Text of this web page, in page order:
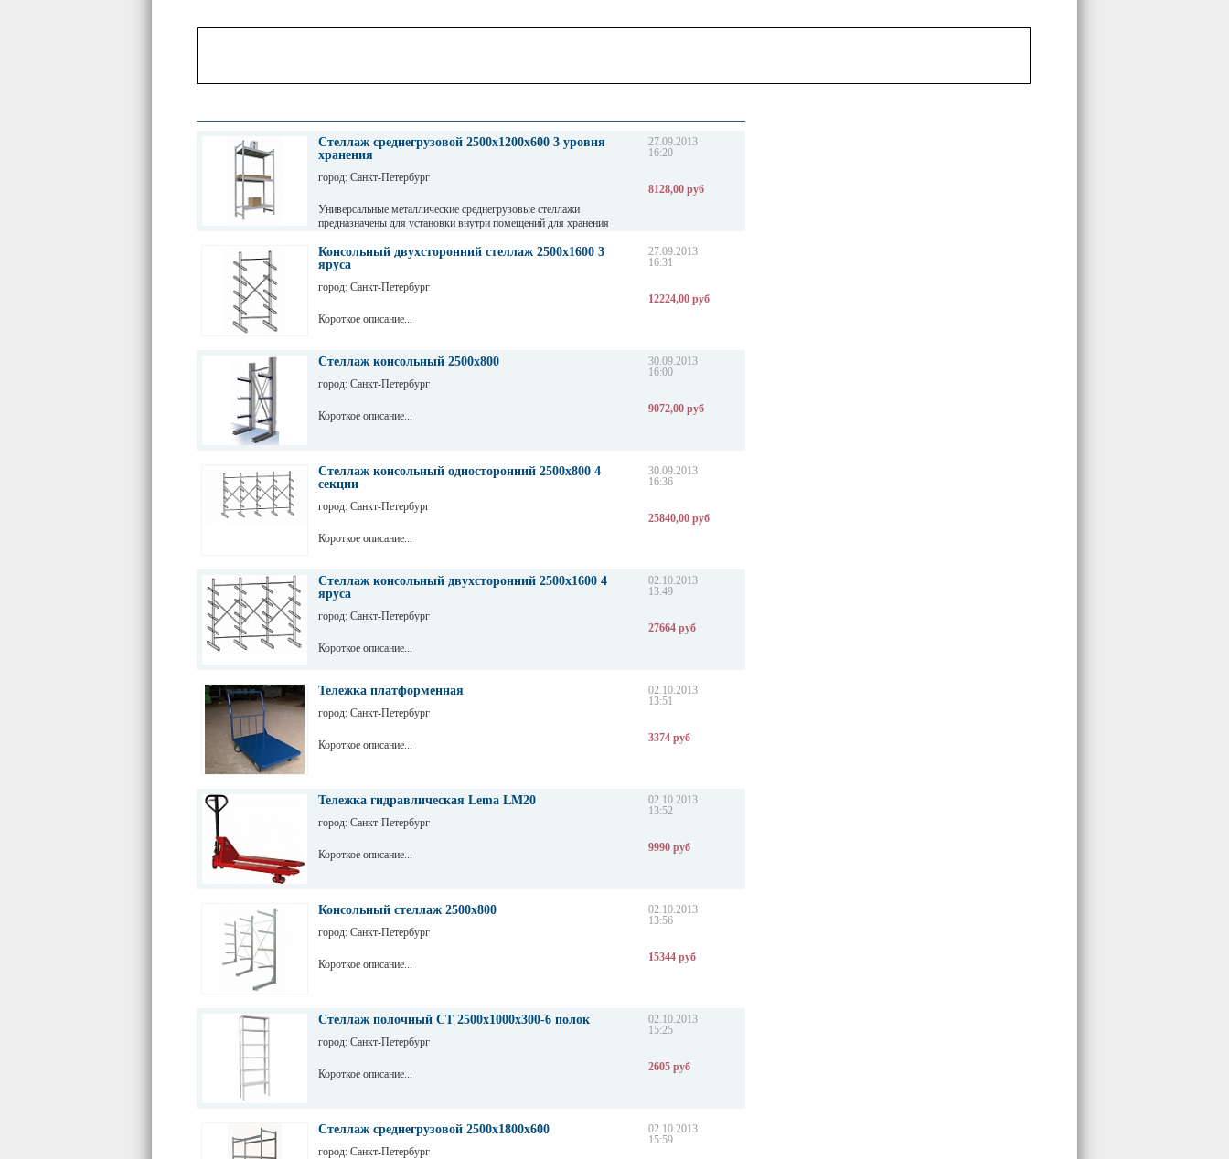
Стеллаж среднегрузовой 2500х1200х600 3 уровня
хранения
город: Санкт-Петербург
Универсальные металлические среднегрузовые стеллажи
предназначены для установки внутри помещений для хранения
промышленных предприятиях.
27.09.2013
16:20
8128,00 руб
Консольный двухсторонний стеллаж 2500х1600 3
яруса
город: Санкт-Петербург
Короткое описание...
27.09.2013
16:31
12224,00 руб
Стеллаж консольный 2500х800
город: Санкт-Петербург
Короткое описание...
30.09.2013
16:00
9072,00 руб
Стеллаж консольный односторонний 2500х800 4
секции
город: Санкт-Петербург
Короткое описание...
30.09.2013
16:36
25840,00 руб
Стеллаж консольный двухсторонний 2500х1600 4
яруса
город: Санкт-Петербург
Короткое описание...
02.10.2013
13:49
27664 руб
Тележка платформенная
город: Санкт-Петербург
Короткое описание...
02.10.2013
13:51
3374 руб
Тележка гидравлическая Lema LM20
город: Санкт-Петербург
Короткое описание...
02.10.2013
13:52
9990 руб
Консольный стеллаж 2500х800
город: Санкт-Петербург
Короткое описание...
02.10.2013
13:56
15344 руб
Стеллаж полочный СТ 2500х1000х300-6 полок
город: Санкт-Петербург
Короткое описание...
02.10.2013
15:25
2605 руб
Стеллаж среднегрузовой 2500х1800х600
город: Санкт-Петербург
02.10.2013
15:59